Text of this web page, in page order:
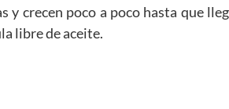
y crecen poco a poco hasta que
libre de aceite.